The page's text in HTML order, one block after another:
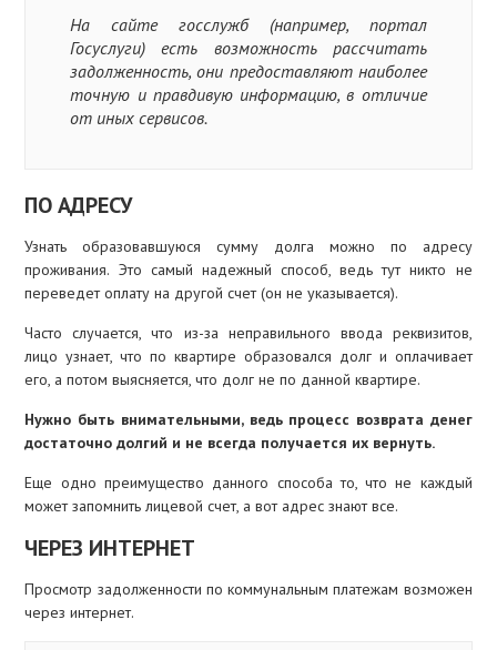
На сайте госслужб (например, портал
Госуслуги) есть возможность рассчитать
задолженность, они предоставляют наиболее
точную и правдивую информацию, в отличие
от иных сервисов.
ПО АДРЕСУ
Узнать образовавшуюся сумму долга можно по адресу
проживания. Это самый надежный способ, ведь тут никто не
переведет оплату на другой счет (он не указывается).
Часто случается, что из-за неправильного ввода реквизитов,
лицо узнает, что по квартире образовался долг и оплачивает
его, а потом выясняется, что долг не по данной квартире.
Нужно быть внимательными, ведь процесс возврата денег
достаточно долгий и не всегда получается их вернуть.
Еще одно преимущество данного способа то, что не каждый
может запомнить лицевой счет, а вот адрес знают все.
ЧЕРЕЗ ИНТЕРНЕТ
Просмотр задолженности по коммунальным платежам возможен
через интернет.